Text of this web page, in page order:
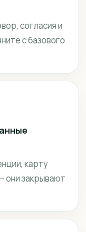
согласия и
с базового
карту
они закрывают